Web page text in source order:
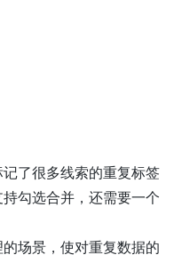
了很多线索的重复标签
勾选合并，还需要一个
场景，使对重复数据的